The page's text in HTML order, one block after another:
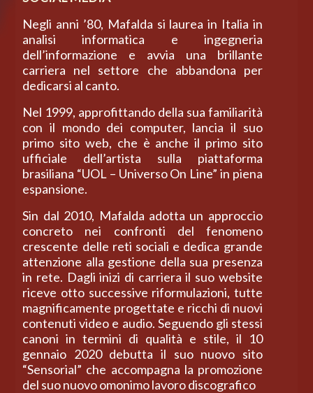
Negli anni ’80, Mafalda si laurea in Italia in
analisi informatica e ingegneria
dell’informazione e avvia una brillante
carriera nel settore che abbandona per
dedicarsi al canto.
Nel 1999, approfittando della sua familiarità
con il mondo dei computer, lancia il suo
primo sito web, che è anche il primo sito
ufficiale dell’artista sulla piattaforma
brasiliana “UOL – Universo On Line” in piena
espansione.
Sin dal 2010, Mafalda adotta un approccio
concreto nei confronti del fenomeno
crescente delle reti sociali e dedica grande
attenzione alla gestione della sua presenza
in rete. Dagli inizi di carriera il suo website
riceve otto successive riformulazioni, tutte
magnificamente progettate e ricchi di nuovi
contenuti video e audio. Seguendo gli stessi
canoni in termini di qualità e stile, il 10
gennaio 2020 debutta il suo nuovo sito
“Sensorial” che accompagna la promozione
del suo nuovo omonimo lavoro discografico